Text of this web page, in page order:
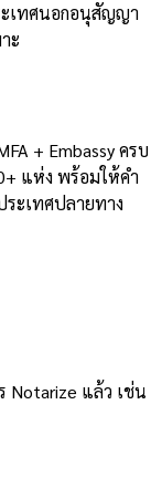
เทศนอกอนุสัญญา
ะ
+ Embassy ครบ
แห่ง พร้อมให้คำ
ะเทศปลายทาง
Notarize แล้ว เช่น